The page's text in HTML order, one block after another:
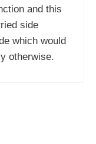
and this
side
which would
otherwise.